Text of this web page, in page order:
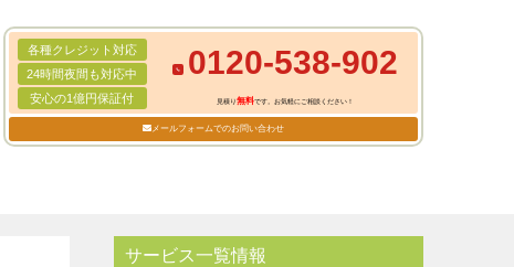
各種クレジット対応
24時間夜間も対応中
安心の1億円保証付
0120-538-902
見積り無料です。お気軽にご相談ください！
メールフォームでのお問い合わせ
サービス一覧情報